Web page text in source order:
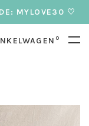
MYLOVE30 ♡
0